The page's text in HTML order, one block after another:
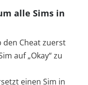
alle Sims in
den Cheat zuerst
auf „Okay“ zu
einen Sim in